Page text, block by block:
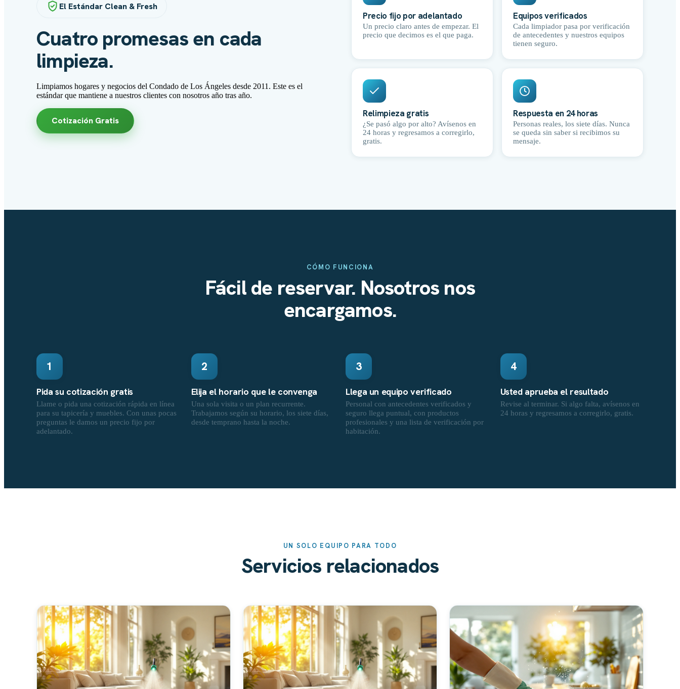
El Estándar Clean & Fresh
Cuatro promesas en cada
limpieza.
Limpiamos hogares y negocios del Condado de Los Ángeles desde 2011. Este es el
estándar que mantiene a nuestros clientes con nosotros año tras año.
Cotización Gratis
Precio fijo por adelantado
Un precio claro antes de empezar. El
precio que decimos es el que paga.
Equipos verificados
Cada limpiador pasa por verificación
de antecedentes y nuestros equipos
tienen seguro.
Relimpieza gratis
¿Se pasó algo por alto? Avísenos en
24 horas y regresamos a corregirlo,
gratis.
Respuesta en 24 horas
Personas reales, los siete días. Nunca
se queda sin saber si recibimos su
mensaje.
CÓMO FUNCIONA
Fácil de reservar. Nosotros nos
encargamos.
1
Pida su cotización gratis
Llame o pida una cotización rápida en línea
para su tapicería y muebles. Con unas pocas
preguntas le damos un precio fijo por
adelantado.
2
Elija el horario que le convenga
Una sola visita o un plan recurrente.
Trabajamos según su horario, los siete días,
desde temprano hasta la noche.
3
Llega un equipo verificado
Personal con antecedentes verificados y
seguro llega puntual, con productos
profesionales y una lista de verificación por
habitación.
4
Usted aprueba el resultado
Revise al terminar. Si algo falta, avísenos en
24 horas y regresamos a corregirlo, gratis.
UN SOLO EQUIPO PARA TODO
Servicios relacionados